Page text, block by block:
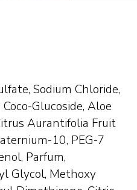
Sodium Chloride,
Glucoside, Aloe
Aurantifolia Fruit
10, PEG-7
Parfum,
Glycol, Methoxy